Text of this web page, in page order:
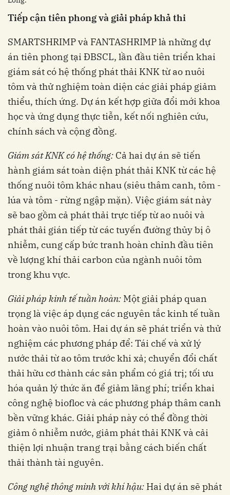
Tiếp cận tiên phong và giải pháp khả thi
SMARTSHRIMP và FANTASHRIMP là những dự
án tiên phong tại ĐBSCL, lần đầu tiên triển khai
giám sát có hệ thống phát thải KNK từ ao nuôi
tôm và thử nghiệm toàn diện các giải pháp giảm
thiểu, thích ứng. Dự án kết hợp giữa đổi mới khoa
học và ứng dụng thực tiễn, kết nối nghiên cứu,
chính sách và cộng đồng.
Giám sátKNKcó hệ thống: Cả hai dự án sẽ tiến
hành giám sát toàn diện phát thải KNK từ các hệ
thống nuôi tôm khác nhau (siêu thâm canh, tôm -
lúa và tôm - rừng ngập mặn). Việc giám sát này
sẽ bao gồm cả phát thải trực tiếp từ ao nuôi và
phát thải gián tiếp từ các tuyến đường thủy bị ô
nhiễm, cung cấp bức tranh hoàn chỉnh đầu tiên
về lượng khí thải carbon của ngành nuôi tôm
trong khu vực.
Giải pháp kinh tế tuần hoàn: Một giải pháp quan
trọng là việc áp dụng các nguyên tắc kinh tế tuần
hoàn vào nuôi tôm. Hai dự án sẽ phát triển và thử
nghiệm các phương pháp để: Tái chế và xử lý
nước thải từ ao tôm trước khi xả; chuyển đổi chất
thải hữu cơ thành các sản phẩm có giá trị; tối ưu
hóa quản lý thức ăn để giảm lãng phí; triển khai
công nghệ biofloc và các phương pháp thâm canh
bền vững khác. Giải pháp này có thể đồng thời
giảm ô nhiễm nước, giảm phát thải KNK và cải
thiện lợi nhuận trang trại bằng cách biến chất
thải thành tài nguyên.
Công nghệthông minh vớikhí hậu: Hai dự án sẽ phát